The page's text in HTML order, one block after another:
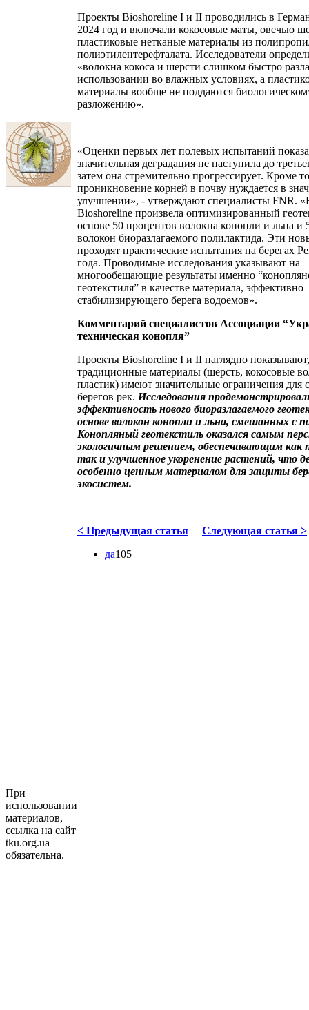
Проекты Bioshoreline I и II проводились в
2024 год и включали кокосовые маты, овечью
пластиковые нетканые материалы из
полиэтилентерефталата. Исследователи
«волокна кокоса и шерсти слишком быстро
использовании во влажных условиях, а
материалы вообще не поддаются
разложению».
«Оценки первых лет полевых испытаний
значительная деградация не наступила до
затем она стремительно прогрессирует. Кроме
проникновение корней в почву нуждается в
улучшении», - утверждают специалисты FNR.
Bioshoreline произвела оптимизированный
основе 50 процентов волокна конопли и льна и
волокон биоразлагаемого полилактида. Эти
проходят практические испытания на берегах
года. Проводимые исследования указывают на
многообещающие результаты именно
геотекстиля” в качестве материала, эффективно
стабилизирующего берега водоемов».
Комментарий специалистов Ассоциации
техническая конопля”
Проекты Bioshoreline I и II наглядно
традиционные материалы (шерсть, кокосовые
пластик) имеют значительные ограничения для
берегов рек. Исследования
эффективность нового биоразлагаемого
основе волокон конопли и льна, смешанных с
Конопляный геотекстиль оказался самым
экологичным решением, обеспечивающим как
так и улучшенное укоренение растений, что
особенно ценным материалом для защиты
экосистем.
< Предыдущая статья
Следующая статья >
да105
При
использовании
материалов,
ссылка на сайт
tku.org.ua
обязательна.